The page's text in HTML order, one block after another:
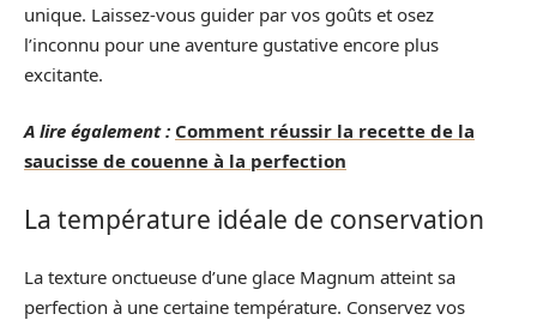
unique. Laissez-vous guider par vos goûts et osez
l’inconnu pour une aventure gustative encore plus
excitante.
A lire également : Comment réussir la recette de la
saucisse de couenne à la perfection
La température idéale de conservation
La texture onctueuse d’une glace Magnum atteint sa
perfection à une certaine température. Conservez vos